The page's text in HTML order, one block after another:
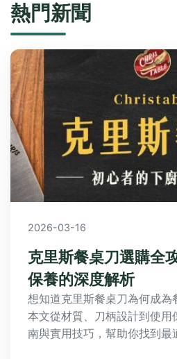
熱門新聞
2026-03-16
克里斯餐桌刀選購全
保養的深度解析
想知道克里斯餐桌刀為何成為
本文從材質、刀柄設計到使用
南與實用技巧，幫助你找到最